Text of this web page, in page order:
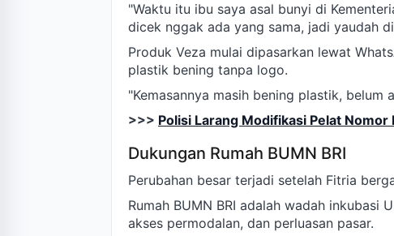
"Waktu itu ibu saya asal bunyi di
dicek nggak ada yang sama, jadi yaudah
Produk Veza mulai dipasarkan lewat
plastik bening tanpa logo.
"Kemasannya masih bening plastik, belum
>>> Polisi Larang Modifikasi Pelat
Dukungan Rumah BUMN BRI
Perubahan besar terjadi setelah Fitria
Rumah BUMN BRI adalah wadah inkubasi
akses permodalan, dan perluasan pasar.